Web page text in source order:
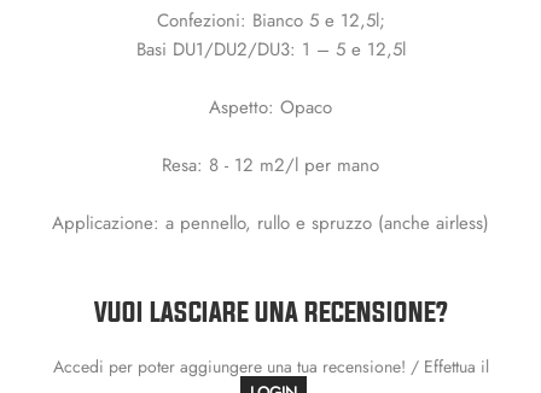
Confezioni: Bianco 5 e 12,5l;
Basi DU1/DU2/DU3: 1 – 5 e 12,5l
Aspetto: Opaco
Resa: 8 - 12 m2/l per mano
Applicazione: a pennello, rullo e spruzzo (anche airless)
VUOI LASCIARE UNA RECENSIONE?
Accedi per poter aggiungere una tua recensione! / Effettua il